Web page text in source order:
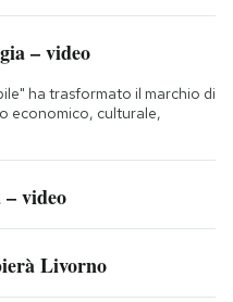
– video
ha trasformato il marchio di
economico, culturale,
video
Livorno